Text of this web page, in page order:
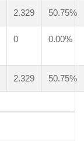
2.329 50.75%
0 0.00%
2.329 50.75%